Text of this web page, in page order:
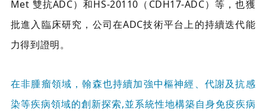
Met 雙抗ADC）和HS-20110（CDH17-ADC）等，也獲
批進入臨床研究，公司在ADC技術平台上的持續迭代能
力得到證明。
在非腫瘤領域，翰森也持續加強中樞神經、代謝及抗感
染等疾病領域的創新探索,並系統性地構築自身免疫疾病